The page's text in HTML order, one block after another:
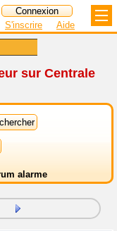
S'inscrire Aide
sur Centrale
alarme